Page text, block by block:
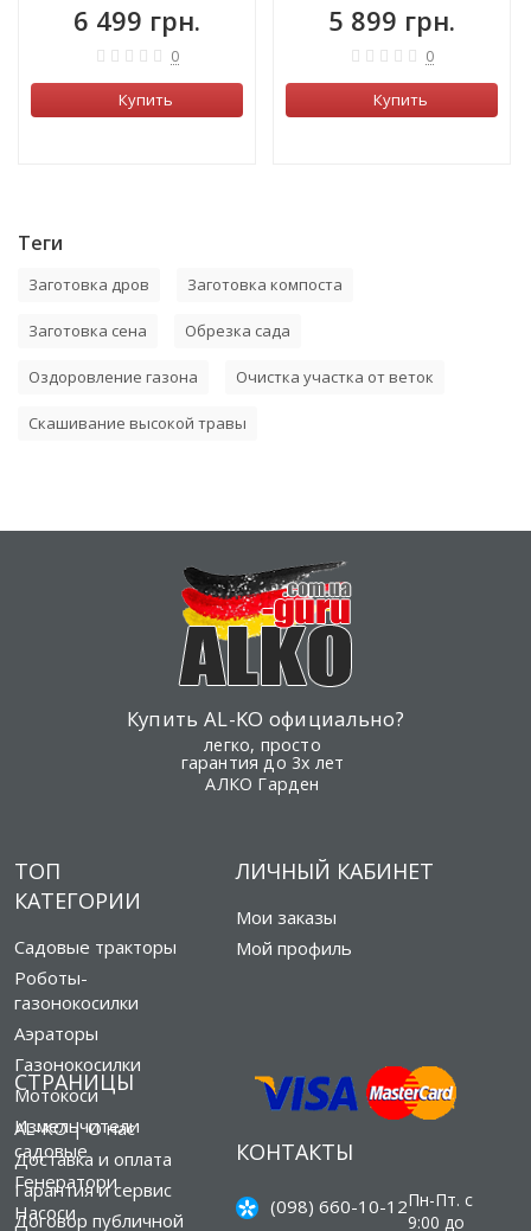
6 499 грн.
0
Купить
5 899 грн.
0
Купить
Теги
Заготовка дров Заготовка компоста
Заготовка сена Обрезка сада
Оздоровление газона Очистка участка от веток
Скашивание высокой травы
Купить AL-KO официально?
легко, просто
гарантия до 3х лет
АЛКО Гарден
ТОП
КАТЕГОРИИ
Садовые тракторы
Роботы-
газонокосилки
Аэраторы
Газонокосилки
Мотокоси
Измельчители
садовые
Генератори
Насоси
СТРАНИЦЫ
AL-KO | О нас
Доставка и оплата
Гарантия и сервис
Договор публичной
ЛИЧНЫЙ КАБИНЕТ
Мои заказы
Мой профиль
КОНТАКТЫ
(098) 660-10-12Пн-Пт. с
9:00 до